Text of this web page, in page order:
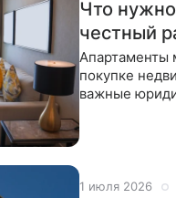
Что нужно
честный
Апартаменты
покупке
важные
1 июля 2026